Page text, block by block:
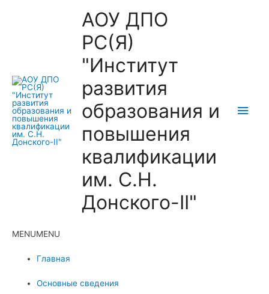
АОУ ДПО
РС(Я)
"Институт
развития
образования и
повышения
квалификации
им. С.Н.
Донского-II"
MENUMENU
Главная
Основные сведения